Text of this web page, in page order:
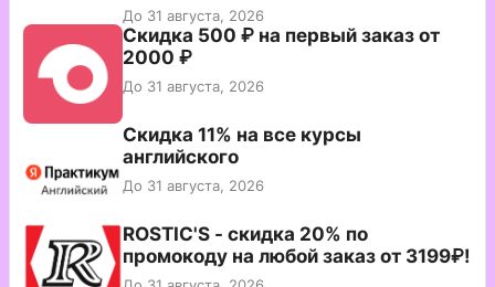
До 31 августа, 2026
Скидка 500 ₽ на первый заказ от
2000 ₽
До 31 августа, 2026
Скидка 11% на все курсы
английского
До 31 августа, 2026
ROSTIC'S - скидка 20% по
промокоду на любой заказ от 3199₽!